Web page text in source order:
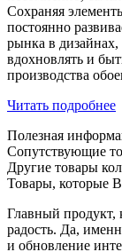
Сохраняя
постоянно
рынка в дизайнах,
вдохновлять и
производства
Читать подробнее
Полезная
Сопутствующие
Другие товары
Товары, которые
Главный
радость. Да,
и обновление